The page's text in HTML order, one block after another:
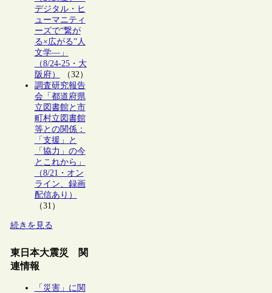
デジタル・ヒ
ューマニティ
ーズで“繋が
る×広がる”人
文学―」
（8/24-25・大
阪府）
（32）
調査研究報告
会「都道府県
立図書館と市
町村立図書館
等との関係：
「支援」と
「協力」の今
とこれから」
（8/21・オン
ライン、録画
配信あり）
（31）
続きを見る
東日本大震災 関
連情報
「災害」に関